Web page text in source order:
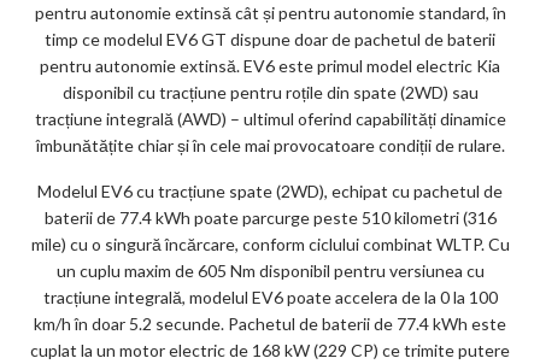
pentru autonomie extinsă cât și pentru autonomie standard, în
timp ce modelul EV6 GT dispune doar de pachetul de baterii
pentru autonomie extinsă. EV6 este primul model electric Kia
disponibil cu tracțiune pentru roțile din spate (2WD) sau
tracțiune integrală (AWD) – ultimul oferind capabilități dinamice
îmbunătățite chiar și în cele mai provocatoare condiții de rulare.
Modelul EV6 cu tracțiune spate (2WD), echipat cu pachetul de
baterii de 77.4 kWh poate parcurge peste 510 kilometri (316
mile) cu o singură încărcare, conform ciclului combinat WLTP. Cu
un cuplu maxim de 605 Nm disponibil pentru versiunea cu
tracțiune integrală, modelul EV6 poate accelera de la 0 la 100
km/h în doar 5.2 secunde. Pachetul de baterii de 77.4 kWh este
cuplat la un motor electric de 168 kW (229 CP) ce trimite putere